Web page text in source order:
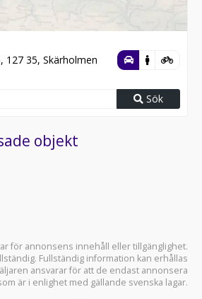
127 35, Skärholmen
Sök
objekt
för annonsens innehåll eller tillgänglighet.
Fullständig information kan erhållas
ansvarar för att de endast annonsera
är i enlighet med gällande svenska lagar.